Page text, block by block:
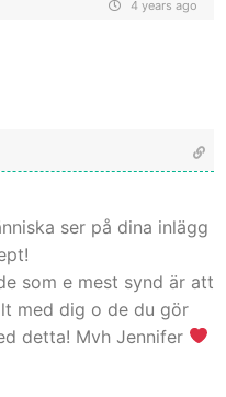
4 years ago
ser på dina inlägg
som e mest synd är att
med dig o de du gör
detta! Mvh Jennifer